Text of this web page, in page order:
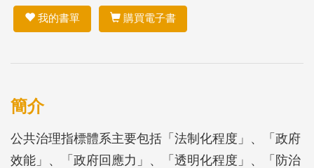
我的書單 購買電子書
簡介
公共治理指標體系主要包括「法制化程度」、「政府
效能」、「政府回應力」、「透明化程度」、「防治